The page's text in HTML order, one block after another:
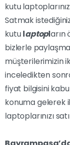
kutu
Satmak
kutulaptopların
bizlerle
müşterilerimizin
inceledikten
fiyat bilgisini
konuma gelerek
laptoplarınızı